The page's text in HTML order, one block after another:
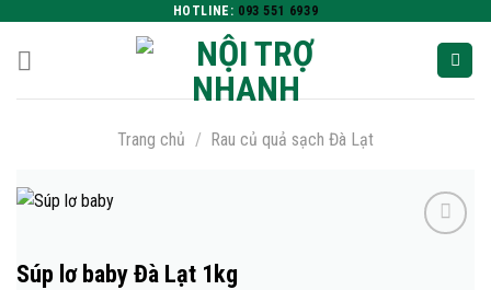
content
HOTLINE: 093 551 6939
Trang chủ / Rau củ quả sạch Đà Lạt
Súp lơ baby Đà Lạt 1kg